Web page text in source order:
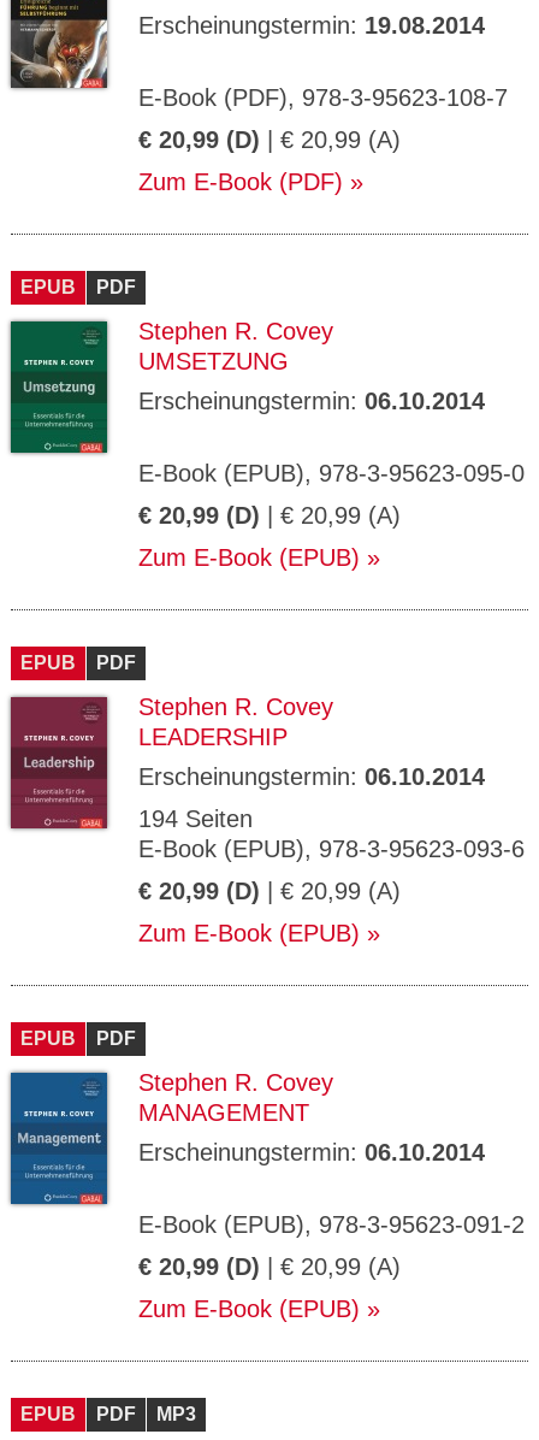
Erscheinungstermin: 19.08.2014
E-Book (PDF), 978-3-95623-108-7
€ 20,99 (D) | € 20,99 (A)
Zum E-Book (PDF)
EPUB PDF
Stephen R. Covey
UMSETZUNG
Erscheinungstermin: 06.10.2014
E-Book (EPUB), 978-3-95623-095-0
€ 20,99 (D) | € 20,99 (A)
Zum E-Book (EPUB)
EPUB PDF
Stephen R. Covey
LEADERSHIP
Erscheinungstermin: 06.10.2014
194 Seiten
E-Book (EPUB), 978-3-95623-093-6
€ 20,99 (D) | € 20,99 (A)
Zum E-Book (EPUB)
EPUB PDF
Stephen R. Covey
MANAGEMENT
Erscheinungstermin: 06.10.2014
E-Book (EPUB), 978-3-95623-091-2
€ 20,99 (D) | € 20,99 (A)
Zum E-Book (EPUB)
EPUB PDF MP3